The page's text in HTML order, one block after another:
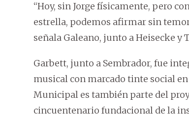
“Hoy, sin Jorge físicamente, pero
estrella, podemos afirmar sin temor
señala Galeano, junto a Heisecke y
Garbett, junto a Sembrador, fue
musical con marcado tinte social
Municipal es también parte del
cincuentenario fundacional de la